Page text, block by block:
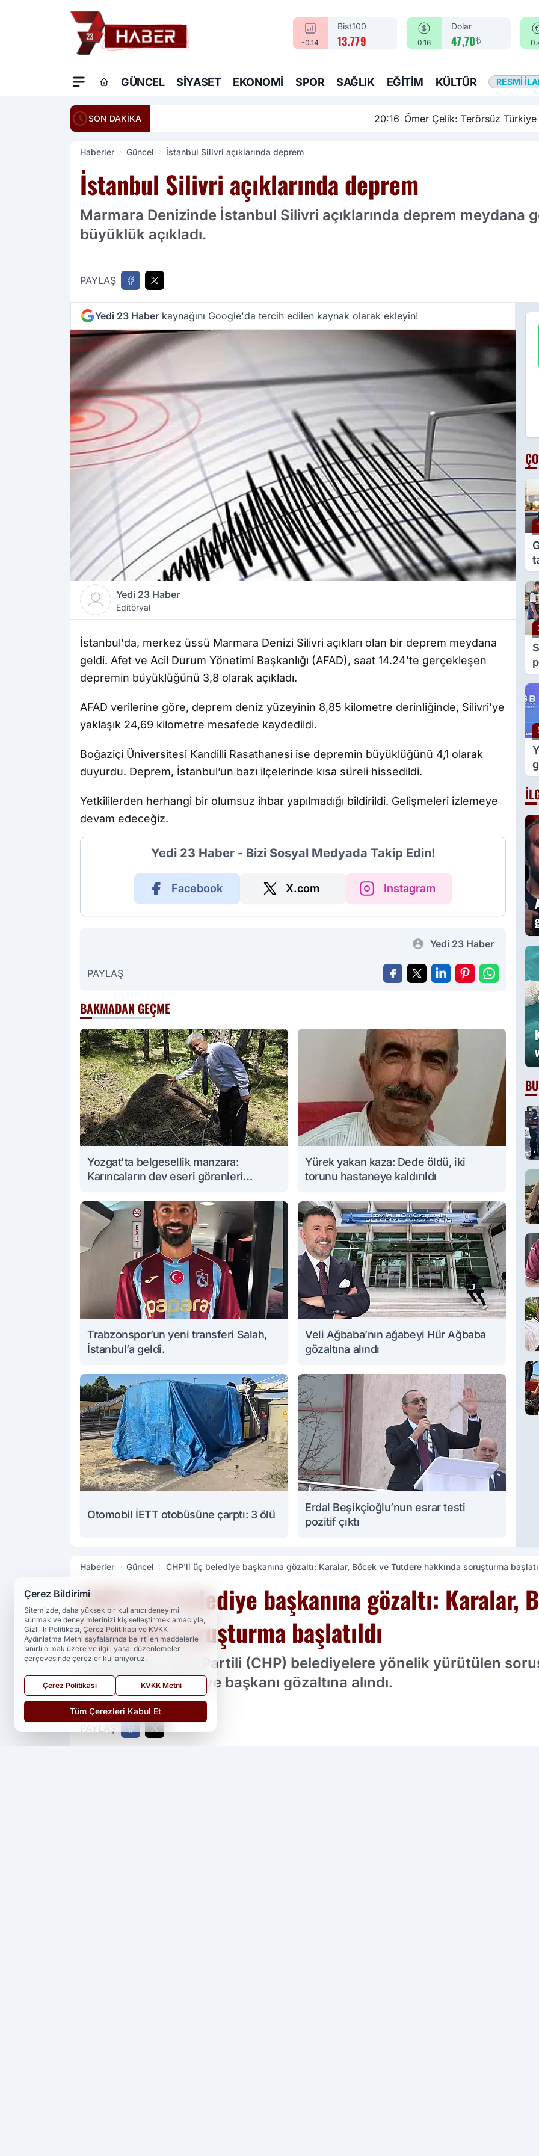
-0.14
Bist100
13.779 0.16
Dolar
47,70₺
GÜNCEL SIYASET EKONOMI SPOR SAĞLIK EĞITIM KÜLTÜR RESMI
SON DAKİKA Ömer Çelik: Terörsüz Türkiye sürecinde yeni bir aşamadayız
Haberler Güncel İstanbul Silivri açıklarında deprem
İstanbul Silivri açıklarında deprem
Marmara Denizinde İstanbul Silivri açıklarında deprem meydana
büyüklük açıkladı.
PAYLAŞ
Yedi 23 Haber kaynağını Google'da tercih edilen kaynak olarak ekleyin!
Yedi 23 Haber
Editöryal
İstanbul'da, merkez üssü Marmara Denizi Silivri açıkları olan bir deprem meydana
geldi. Afet ve Acil Durum Yönetimi Başkanlığı (AFAD), saat 14.24’te gerçekleşen
depremin büyüklüğünü 3,8 olarak açıkladı.
AFAD verilerine göre, deprem deniz yüzeyinin 8,85 kilometre derinliğinde, Silivri’ye
yaklaşık 24,69 kilometre mesafede kaydedildi.
Boğaziçi Üniversitesi Kandilli Rasathanesi ise depremin büyüklüğünü 4,1 olarak
duyurdu. Deprem, İstanbul’un bazı ilçelerinde kısa süreli hissedildi.
Yetkililerden herhangi bir olumsuz ihbar yapılmadığı bildirildi. Gelişmeleri izlemeye
devam edeceğiz.
Yedi 23 Haber - Bizi Sosyal Medyada Takip Edin!
Facebook X.com Instagram
Yedi 23 Haber
PAYLAŞ
BAKMADAN GEÇME
Yozgat'ta belgesellik manzara:
Karıncaların dev eseri görenleri
Yürek yakan kaza: Dede öldü, iki
torunu hastaneye kaldırıldı
Trabzonspor’un yeni transferi Salah,
İstanbul’a geldi.
Veli Ağbaba’nın ağabeyi Hür Ağbaba
gözaltına alındı
Otomobil İETT otobüsüne çarptı: 3 ölü
Erdal Beşikçioğlu’nun esrar testi
pozitif çıktı
Haberler Güncel CHP'li üç belediye başkanına gözaltı: Karalar, Böcek ve Tutdere hakkında soruşturma
CHP'li üç belediye başkanına gözaltı: Karalar,
hakkında soruşturma başlatıldı
Cumhuriyet Halk Partili (CHP) belediyelere yönelik yürütülen
büyükşehir belediye başkanı gözaltına alındı.
PAYLAŞ
Çerez Bildirimi
Sitemizde, daha yüksek bir kullanıcı deneyimi
sunmak ve deneyimlerinizi kişiselleştirmek amacıyla,
Gizlilik Politikası, Çerez Politikası ve KVKK
Aydınlatma Metni sayfalarında belirtilen maddelerle
sınırlı olmak üzere ve ilgili yasal düzenlemeler
çerçevesinde çerezler kullanıyoruz.
Çerez Politikası KVKK Metni
Tüm Çerezleri Kabul Et